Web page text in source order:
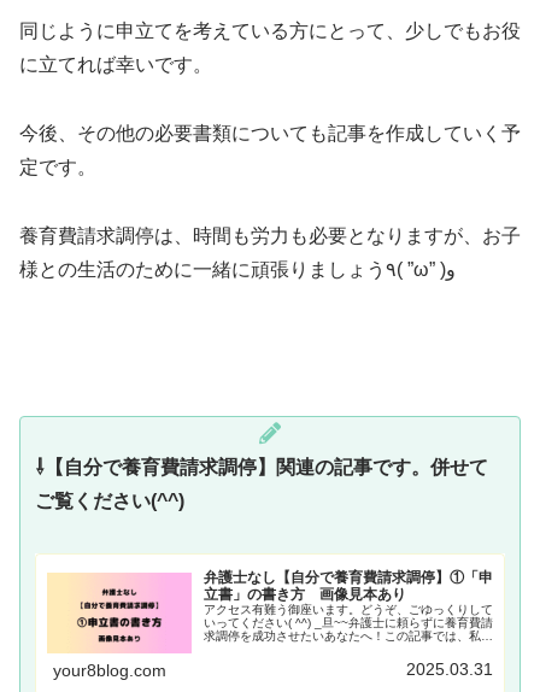
同じように申立てを考えている方にとって、少しでもお役
に立てれば幸いです。
今後、その他の必要書類についても記事を作成していく予
定です。
養育費請求調停は、時間も労力も必要となりますが、お子
様との生活のために一緒に頑張りましょう٩( ”ω” )و
⇩【自分で養育費請求調停】関連の記事です。併せて
ご覧ください(^^)
弁護士なし【自分で養育費請求調停】①「申
立書」の書き方 画像見本あり
アクセス有難う御座います。どうぞ、ごゆっくりして
いってください( ^^) _旦~~弁護士に頼らずに養育費請
求調停を成功させたいあなたへ！この記事では、私が
行った経験をもとに、養育費請求調停の申Read
your8blog.com 2025.03.31